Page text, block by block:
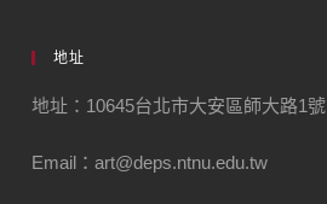
地址
地址：10645台北市大安區師大路1號
Email：art@deps.ntnu.edu.tw